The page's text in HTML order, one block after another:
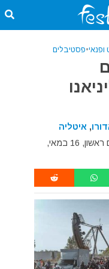
ופנאי•פסטיבלים
, איטליה
יום חמישי, 13 במאי, 2027 - יום ראשון, 16 במאי,